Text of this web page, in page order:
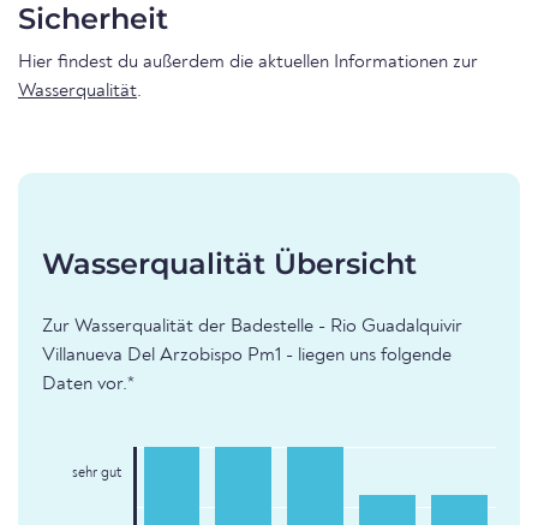
Sicherheit
Hier findest du außerdem die aktuellen Informationen zur
Wasserqualität.
Wasserqualität Übersicht
Zur Wasserqualität der Badestelle - Rio Guadalquivir
Villanueva Del Arzobispo Pm1 - liegen uns folgende
Daten vor.*
sehr gut